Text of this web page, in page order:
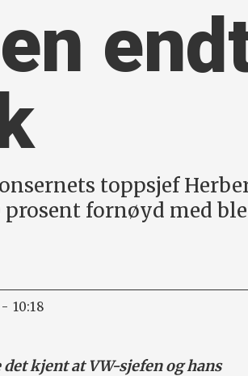
toppsjef
fornøyd med
10:18
det kjent at VW-sjefen og hans